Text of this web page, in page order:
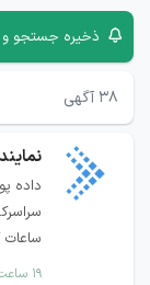
ذخیره جستجو و
۳۸ آگهی
داده
۱۹ ساعت پیش